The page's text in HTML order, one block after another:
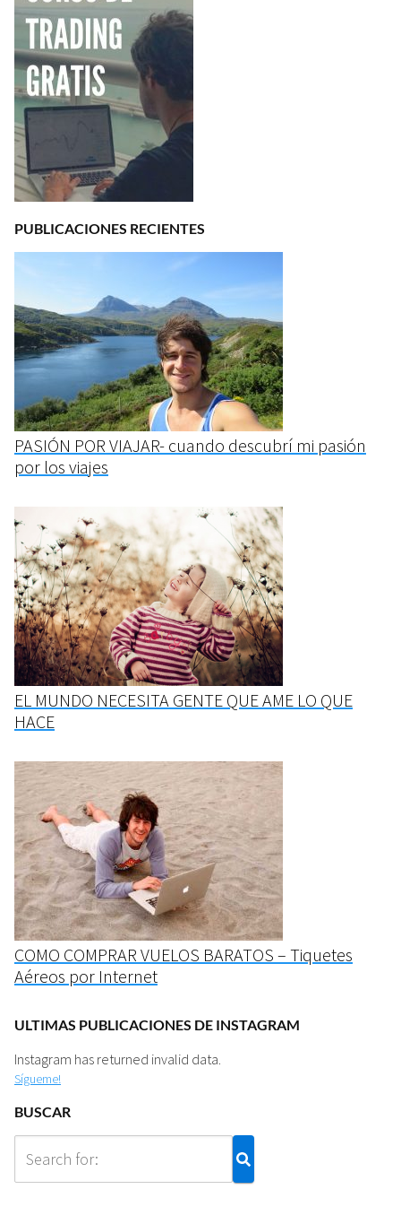
PUBLICACIONES RECIENTES
PASIÓN POR VIAJAR- cuando descubrí mi pasión
por los viajes
EL MUNDO NECESITA GENTE QUE AME LO QUE
HACE
COMO COMPRAR VUELOS BARATOS – Tiquetes
Aéreos por Internet
ULTIMAS PUBLICACIONES DE INSTAGRAM
Instagram has returned invalid data.
Sígueme!
BUSCAR